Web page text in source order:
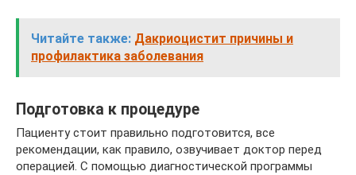
Читайте также: Дакриоцистит причины и
профилактика заболевания
Подготовка к процедуре
Пациенту стоит правильно подготовится, все
рекомендации, как правило, озвучивает доктор перед
операцией. С помощью диагностической программы